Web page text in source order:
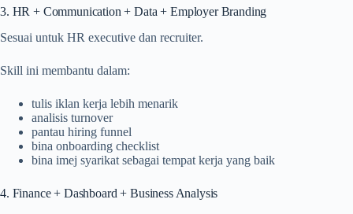
3. HR + Communication + Data + Employer Branding
Sesuai untuk HR executive dan recruiter.
Skill ini membantu dalam:
tulis iklan kerja lebih menarik
analisis turnover
pantau hiring funnel
bina onboarding checklist
bina imej syarikat sebagai tempat kerja yang baik
4. Finance + Dashboard + Business Analysis